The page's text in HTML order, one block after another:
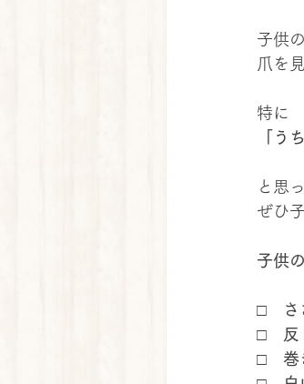
子供
爪を
特に
「う
と思
ぜひ
子供
□　さ
□　反
□　巻